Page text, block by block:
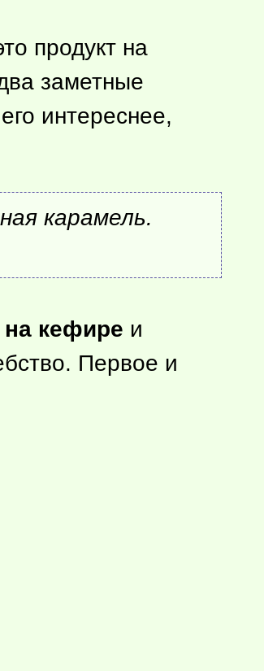
продукт на
заметные
интереснее,
карамель.
кефире и
Первое и